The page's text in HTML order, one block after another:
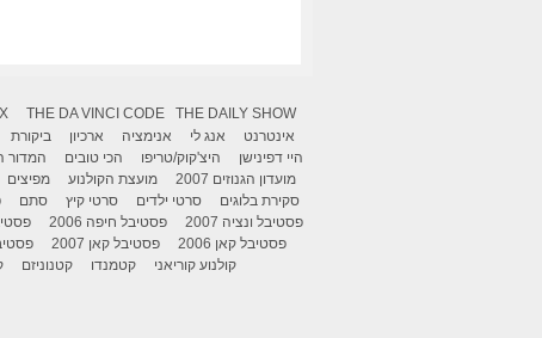
THE DA VINCI CODE THE DAILY SHOW
אינטרנט
אנג לי אנימציה ארכיון ביקורת
היי דפינישן
היצ'קוק/טריפו הכי טובים המדור
מועדון הגנוזים 2007
מועצת הקולנוע מפיצים
סקירת בלוגים
סרטי ילדים סרטי קיץ סתם
פסטיבל ונציה 2007
פסטיבל חיפה 2006
פסטיבל קאן 2006
פסטיבל קאן 2007 פסטיבל
קולנוע קוריאני
קטמנדו קטנוניזם